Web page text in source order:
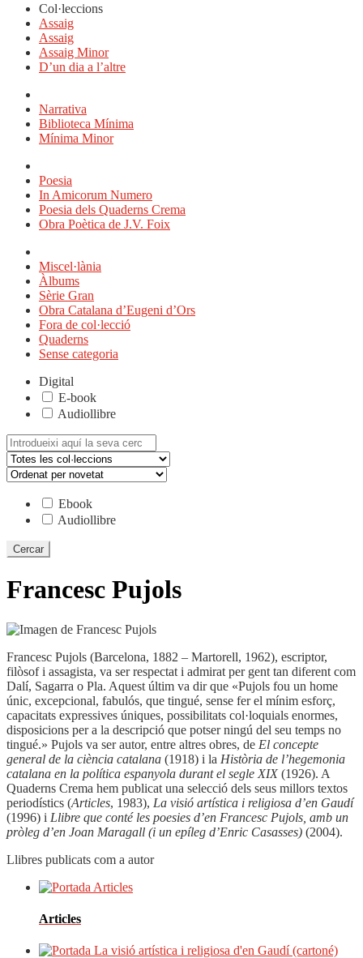
Col·leccions
Assaig
Assaig
Assaig Minor
D’un dia a l’altre
Narrativa
Biblioteca Mínima
Mínima Minor
Poesia
In Amicorum Numero
Poesia dels Quaderns Crema
Obra Poètica de J.V. Foix
Miscel·lània
Àlbums
Sèrie Gran
Obra Catalana d’Eugeni d’Ors
Fora de col·lecció
Quaderns
Sense categoria
Digital
E-book
Audiollibre
Cerca:
Ebook
Audiollibre
Francesc Pujols
Francesc Pujols (Barcelona, 1882 – Martorell, 1962), escriptor,
filòsof i assagista, va ser respectat i admirat per gent tan diferent com
Dalí, Sagarra o Pla. Aquest últim va dir que «Pujols fou un home
únic, excepcional, fabulós, que tingué, sense fer el mínim esforç,
capacitats expressives úniques, possibilitats col·loquials enormes,
disposicions per a la descripció que potser ningú del seu temps no
tingué.» Pujols va ser autor, entre altres obres, de El concepte
general de la ciència catalana (1918) i la Història de l’hegemonia
catalana en la política espanyola durant el segle XIX (1926). A
Quaderns Crema hem publicat una selecció dels seus millors textos
periodístics (Articles, 1983), La visió artística i religiosa d’en Gaudí
(1996) i Llibre que conté les poesies d’en Francesc Pujols, amb un
pròleg d’en Joan Maragall (i un epíleg d’Enric Casasses) (2004).
Llibres publicats com a autor
Articles